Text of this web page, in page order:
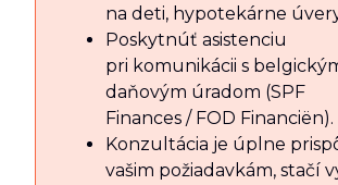
na deti, hypotekárne
Poskytnúť asistenciu
pri komunikácii s
daňovým úradom (SPF
Finances / FOD Financiën).
Konzultácia je úplne
vašim požiadavkám, stačí